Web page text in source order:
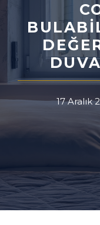
17 Aralık